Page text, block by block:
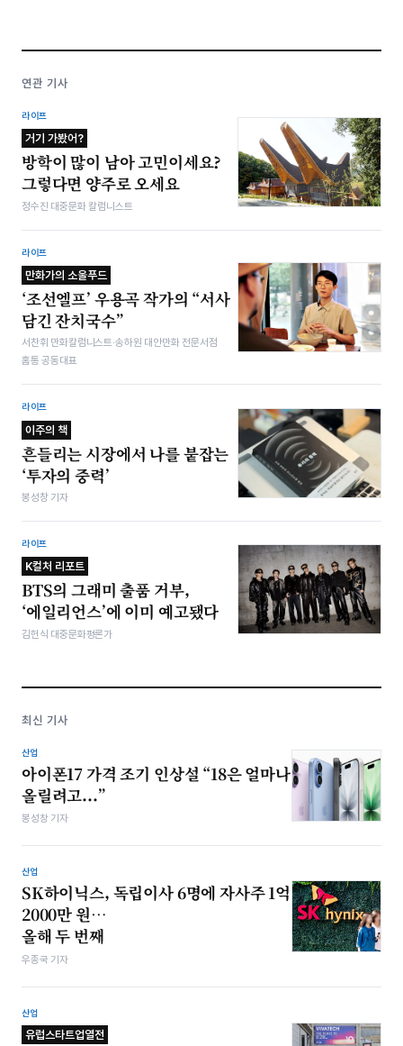
연관 기사
라이프
거기 가봤어?
방학이 많이 남아 고민이세요?
그렇다면 양주로 오세요
정수진 대중문화 칼럼니스트
라이프
만화가의 소울푸드
‘조선엘프’ 우용곡 작가의 “서사
담긴 잔치국수”
서찬휘 만화칼럼니스트·송하원 대안만화 전문서점
홈통 공동대표
라이프
이주의 책
흔들리는 시장에서 나를 붙잡는
‘투자의 중력’
봉성창 기자
라이프
K컬처 리포트
BTS의 그래미 출품 거부,
‘에일리언스’에 이미 예고됐다
김헌식 대중문화평론가
최신 기사
산업
아이폰17 가격 조기 인상설 “18은 얼마나
올릴려고...”
봉성창 기자
산업
SK하이닉스, 독립이사 6명에 자사주 1억
2000만 원…
올해 두 번째
우종국 기자
산업
유럽스타트업열전